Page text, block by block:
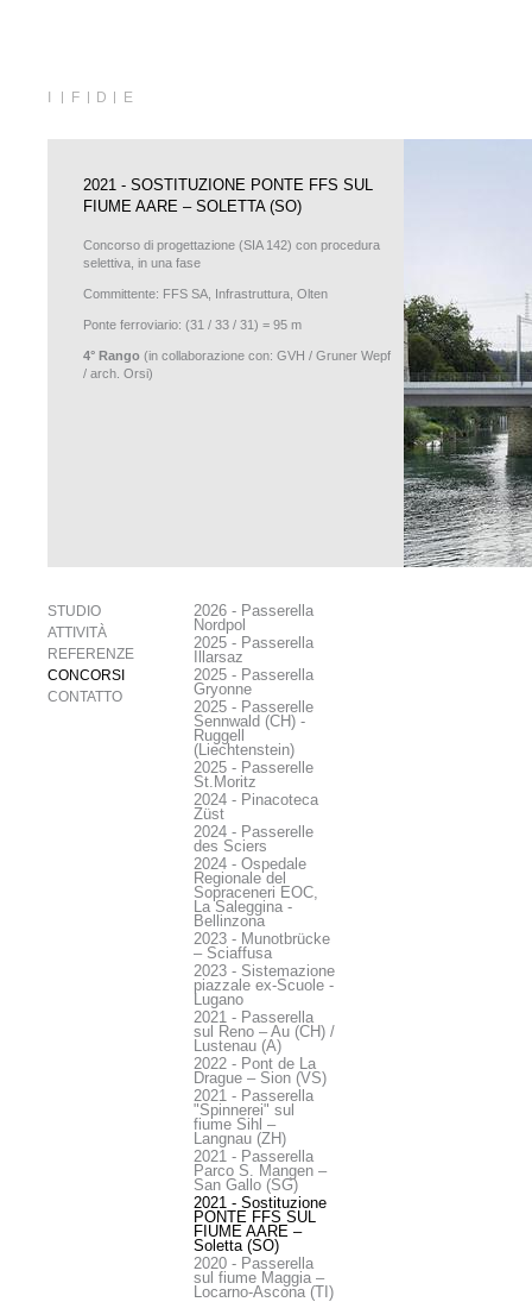
STUDIO
ATTIVITÀ
REFERENZE
CONCORSI
CONTATTO
2026 - Passerella
Nordpol
2025 - Passerella
Illarsaz
2025 - Passerella
Gryonne
2025 - Passerelle
Sennwald (CH) -
Ruggell
(Liechtenstein)
2025 - Passerelle
St.Moritz
2024 - Pinacoteca
Züst
2024 - Passerelle
des Sciers
2024 - Ospedale
Regionale del
Sopraceneri EOC,
La Saleggina -
Bellinzona
2023 - Munotbrücke
– Sciaffusa
2023 - Sistemazione
piazzale ex-Scuole -
Lugano
2021 - Passerella
sul Reno – Au (CH) /
Lustenau (A)
2022 - Pont de La
Drague – Sion (VS)
2021 - Passerella
"Spinnerei" sul
fiume Sihl –
Langnau (ZH)
2021 - Passerella
Parco S. Mangen –
San Gallo (SG)
2021 - Sostituzione
PONTE FFS SUL
FIUME AARE –
Soletta (SO)
2020 - Passerella
sul fiume Maggia –
Locarno-Ascona (TI)
I F D E
2021 - SOSTITUZIONE PONTE FFS SUL
FIUME AARE – SOLETTA (SO)
Concorso di progettazione (SIA 142) con procedura
selettiva, in una fase
Committente: FFS SA, Infrastruttura, Olten
Ponte ferroviario: (31 / 33 / 31) = 95 m
4° Rango (in collaborazione con: GVH / Gruner Wepf
/ arch. Orsi)